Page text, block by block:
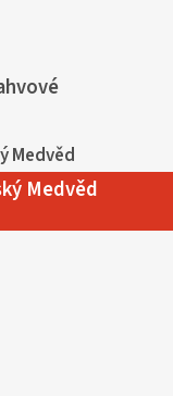
Medvěd
Medvěd